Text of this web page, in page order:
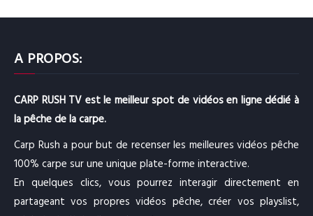
A PROPOS:
CARP RUSH TV est le meilleur spot de vidéos en ligne dédié à
la pêche de la carpe.
Carp Rush a pour but de recenser les meilleures vidéos pêche
100% carpe sur une unique plate-forme interactive.
En quelques clics, vous pourrez interagir directement en
partageant vos propres vidéos pêche, créer vos playslist,